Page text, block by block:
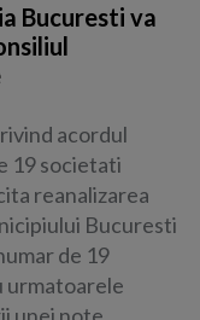
Bucuresti va
acordul
19 societati
reanalizarea
Bucuresti
de 19
urmatoarele